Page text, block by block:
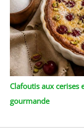
Clafoutis aux cerises
gourmande